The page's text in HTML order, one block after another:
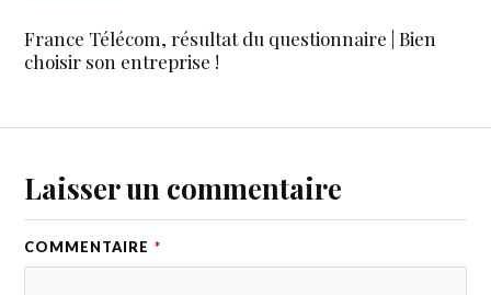
France Télécom, résultat du questionnaire | Bien
choisir son entreprise !
Laisser un commentaire
COMMENTAIRE *